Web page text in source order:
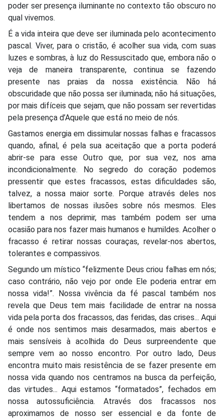
poder ser presença iluminante no contexto tão obscuro no
qual vivemos.
É a vida inteira que deve ser iluminada pelo acontecimento
pascal. Viver, para o cristão, é acolher sua vida, com suas
luzes e sombras, à luz do Ressuscitado que, embora não o
veja de maneira transparente, continua se fazendo
presente nas praias da nossa existência. Não há
obscuridade que não possa ser iluminada; não há situações,
por mais difíceis que sejam, que não possam ser revertidas
pela presença d’Aquele que está no meio de nós.
Gastamos energia em dissimular nossas falhas e fracassos
quando, afinal, é pela sua aceitação que a porta poderá
abrir-se para esse Outro que, por sua vez, nos ama
incondicionalmente. No segredo do coração podemos
pressentir que estes fracassos, estas dificuldades são,
talvez, a nossa maior sorte. Porque através deles nos
libertamos de nossas ilusões sobre nós mesmos. Eles
tendem a nos deprimir, mas também podem ser uma
ocasião para nos fazer mais humanos e humildes. Acolher o
fracasso é retirar nossas couraças, revelar-nos abertos,
tolerantes e compassivos.
Segundo um místico “felizmente Deus criou falhas em nós;
caso contrário, não vejo por onde Ele poderia entrar em
nossa vida!”. Nossa vivência da fé pascal também nos
revela que Deus tem mais facilidade de entrar na nossa
vida pela porta dos fracassos, das feridas, das crises... Aqui
é onde nos sentimos mais desarmados, mais abertos e
mais sensíveis à acolhida do Deus surpreendente que
sempre vem ao nosso encontro. Por outro lado, Deus
encontra muito mais resistência de se fazer presente em
nossa vida quando nos centramos na busca da perfeição,
das virtudes... Aqui estamos “formatados”, fechados em
nossa autossuficiência. Através dos fracassos nos
aproximamos de nosso ser essencial e da fonte de